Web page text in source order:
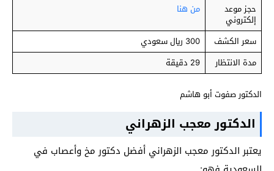
حجز موعد
إلكتروني
من هنا
سعر الكشف
300 ريال سعودي
مدة الانتظار
29 دقيقة
الدكتور صفوت أبو هاشم
الدكتور معجب الزهراني
يعتبر الدكتور معجب الزهراني أفضل دكتور مخ وأعصاب في